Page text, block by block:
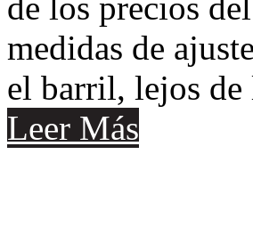
de los precios
medidas de
el barril, lejos de
Leer Más